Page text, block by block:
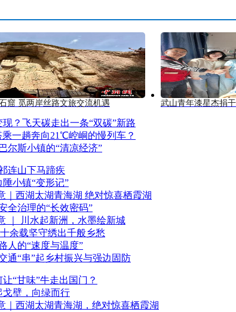
窟 觅两岸丝路文旅交流机遇 武山青年漆星杰捐
？飞天碳走出一条“双碳”新路
一趟奔向21℃崆峒的慢列车？
尔斯小镇的“清凉经济”
连山下马蹄疾
小镇“变形记”
｜西湖太湖青海湖 绝对惊喜栖霞湖
全治理的“长效密码”
｜ 川水起新洲，水墨绘新城
余载坚守绣出千般乡愁
人的“速度与温度”
通“串”起乡村振兴与强边固防
“甘味”牛走出国门？
戈壁，向绿而行
｜西湖太湖青海湖，绝对惊喜栖霞湖